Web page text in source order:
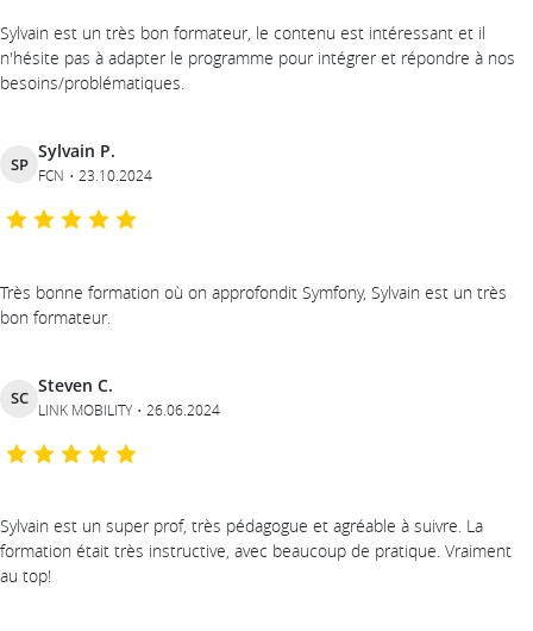
Sylvain est un très bon formateur, le contenu est intéressant et il
n'hésite pas à adapter le programme pour intégrer et répondre à nos
besoins/problématiques.
SP
Sylvain P.
FCN 23.10.2024
Très bonne formation où on approfondit Symfony, Sylvain est un très
bon formateur.
SC
Steven C.
LINK MOBILITY 26.06.2024
Sylvain est un super prof, très pédagogue et agréable à suivre. La
formation était très instructive, avec beaucoup de pratique. Vraiment
au top!